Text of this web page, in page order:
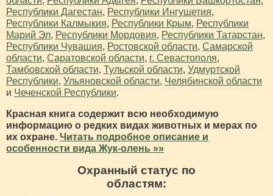
Республики Дагестан, Республики Ингушетия,
Республики Калмыкия, Республики Крым, Республики
Марий Эл, Республики Мордовия, Республики Татарстан,
Республики Чувашия, Ростовской области, Самарской
области, Саратовской области, г. Севастополя,
Тамбовской области, Тульской области, Удмуртской
Республики, Ульяновской области, Челябинской области
и Чеченской Республики.
Красная книга содержит всю необходимую
информацию о редких видах животных и мерах по
их охране. Читать подробное описание и
особенности вида Жук-олень »»
Охранный статус по
областям: